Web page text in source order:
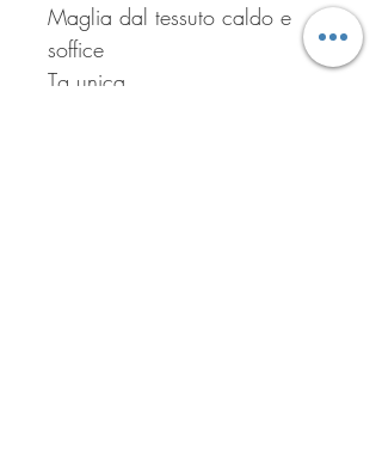
Maglia dal tessuto caldo e
soffice
Tg unica